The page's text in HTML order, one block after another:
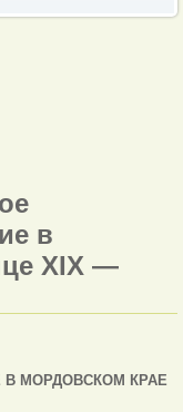
в
XIX —
В МОРДОВСКОМ КРАЕ